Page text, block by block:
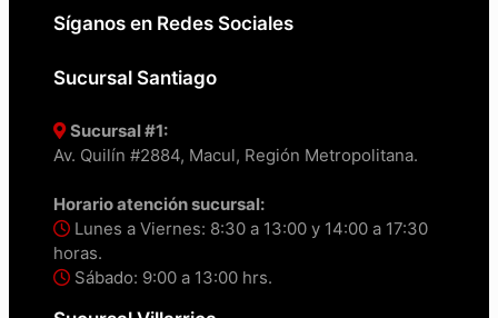
Síganos en Redes Sociales
Sucursal Santiago
Sucursal #1:
Av. Quilín #2884, Macul, Región Metropolitana.
Horario atención sucursal:
Lunes a Viernes: 8:30 a 13:00 y 14:00 a 17:30
horas.
Sábado: 9:00 a 13:00 hrs.